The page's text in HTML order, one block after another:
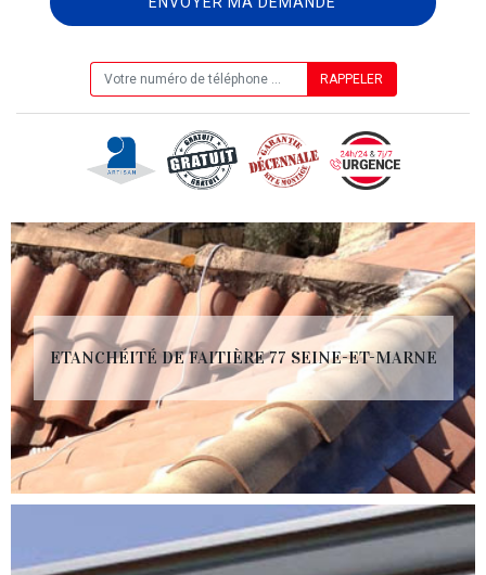
ETANCHÉITÉ DE FAITIÈRE 77 SEINE-ET-MARNE